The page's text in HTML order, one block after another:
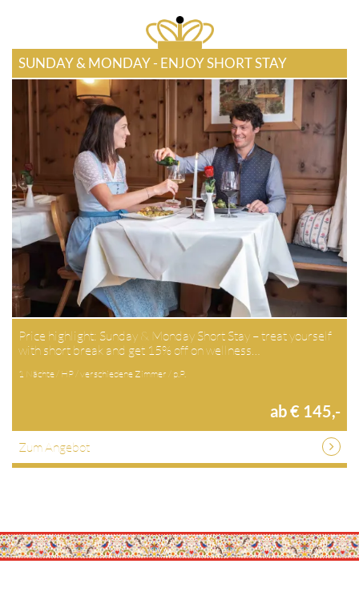
SUNDAY & MONDAY - ENJOY SHORT STAY
Price highlight: Sunday & Monday Short Stay – treat yourself
with short break and get 15% off on wellness…
1 Nächte / HP / verschiedene Zimmer / p.P.
ab € 145,-
Zum Angebot